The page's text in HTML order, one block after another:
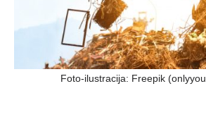
Foto-ilustracija: Freepik